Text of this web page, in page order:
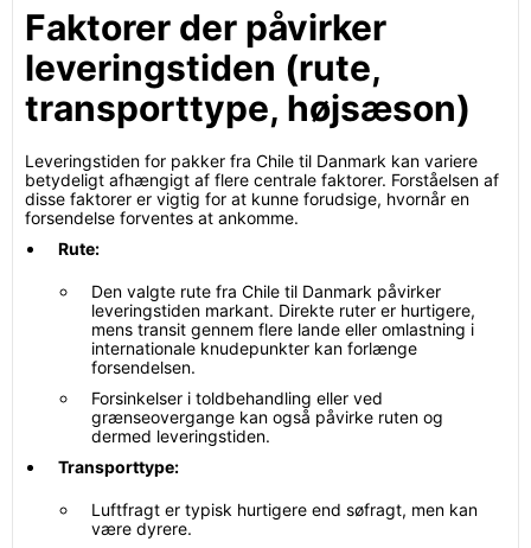
Faktorer der påvirker
leveringstiden (rute,
transporttype, højsæson)
Leveringstiden for pakker fra Chile til Danmark kan variere
betydeligt afhængigt af flere centrale faktorer. Forståelsen af
disse faktorer er vigtig for at kunne forudsige, hvornår en
forsendelse forventes at ankomme.
Rute:
Den valgte rute fra Chile til Danmark påvirker
leveringstiden markant. Direkte ruter er hurtigere,
mens transit gennem flere lande eller omlastning i
internationale knudepunkter kan forlænge
forsendelsen.
Forsinkelser i toldbehandling eller ved
grænseovergange kan også påvirke ruten og
dermed leveringstiden.
Transporttype:
Luftfragt er typisk hurtigere end søfragt, men kan
være dyrere.